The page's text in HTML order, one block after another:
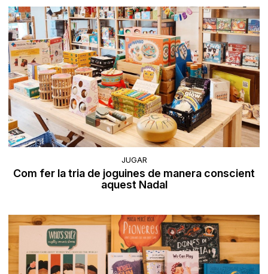
JUGAR
Com fer la tria de joguines de manera conscient
aquest Nadal